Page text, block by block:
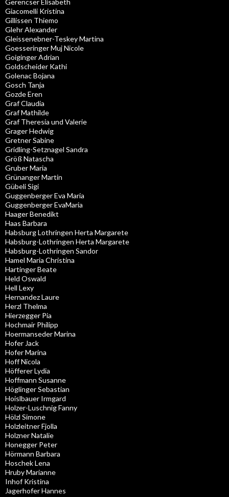
Giacomelli Kristina
Gillissen Thiemo
Glehr Alexander
Gleissenebner-Teskey Martina
Goesseringer Muj Nicole
Goiginger Adrian
Goldscheider Kathi
Golenac Bojana
Gosch Tanja
Gozde Eren
Graf Claudia
Graf Mathilde
Graf Theresia und Valerie
Grager Hedwig
Gretner Sabine
Gridling-Setznagel Sandra
Größ Natascha
Gruber Maria
Grünanger Martin
Gübeli Sigi
Guggenberger Eva Maria
Guggenberger EvaMaria
Haager Benedikt
Haas Barbara
Habsburg Lothringen Herta Margarete
Habsburg-Lothringen Herta Margarete
Habsburg-Lothringen Sandor
Hamel Maria Christina
Hartinger Beate
Held Oswald
Hell Lexy
Hernandez Laure
Herzl Thelma
Hierzegger Pia
Hochmair Philipp
Hoermanseder Marina
Hofer Jack
Hofer Marina
Hoff Nicola
Höfferer Lydia
Hoffmann Susanne
Höglinger Sebastian
Hoislbauer Irmgard
Holzer-Luschnig Fanny
Hölzl Simone
Holzleitner Fjolla
Holzner Natalie
Honegger Peter
Hörmann Barbara
Hoschek Lena
Hruby Marianne
Inhof Kristina
Jagerhofer Hannes